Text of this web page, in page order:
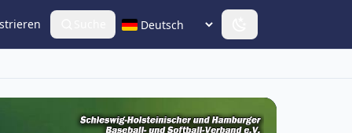
Sprache wählen